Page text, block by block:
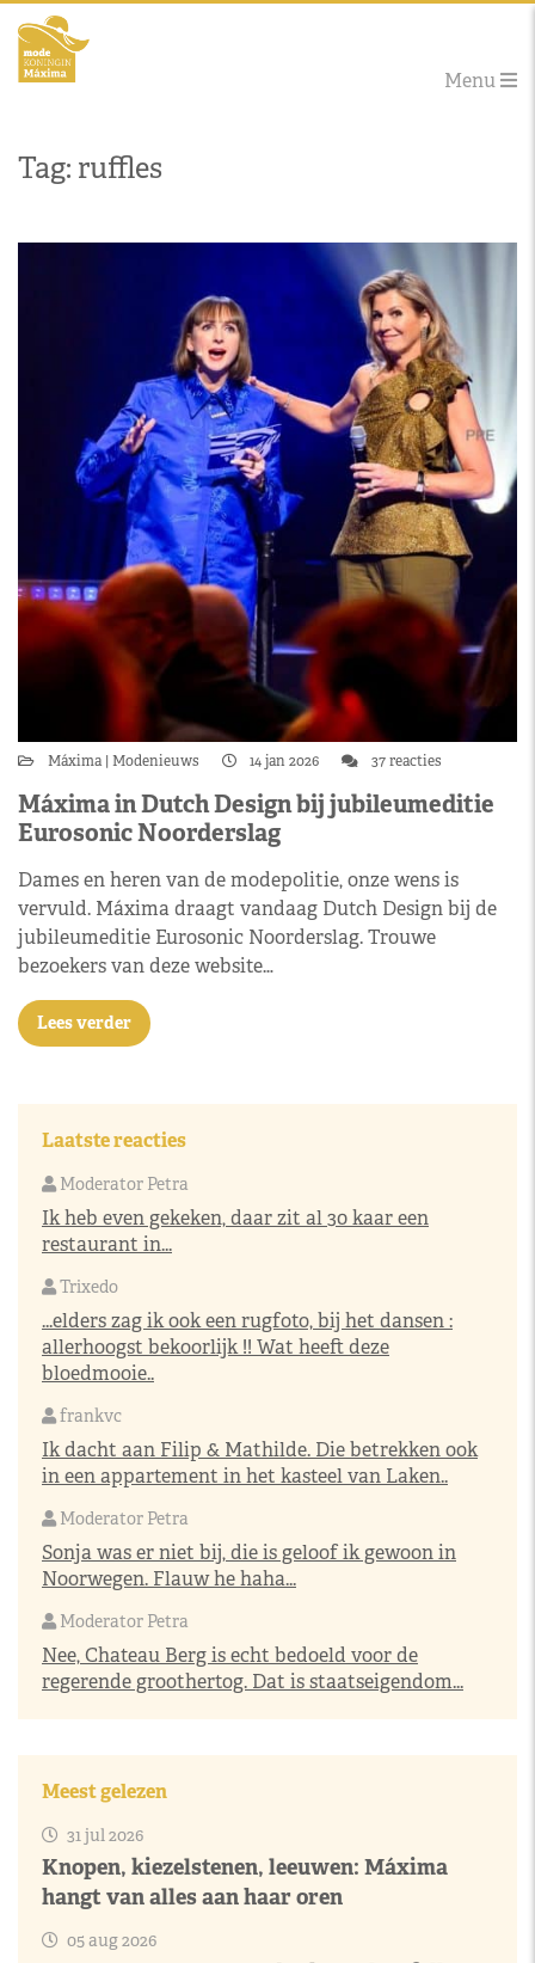
Menu
Tag: ruffles
Máxima Modenieuws 14 jan 2026 37 reacties
Máxima in Dutch Design bij jubileumeditie
Eurosonic Noorderslag
Dames en heren van de modepolitie, onze wens is
vervuld. Máxima draagt vandaag Dutch Design bij de
jubileumeditie Eurosonic Noorderslag. Trouwe
bezoekers van deze website…
Lees verder
Laatste reacties
Moderator Petra
Ik heb even gekeken, daar zit al 30 kaar een
restaurant in...
Trixedo
...elders zag ik ook een rugfoto, bij het dansen :
allerhoogst bekoorlijk !! Wat heeft deze
bloedmooie..
frankvc
Ik dacht aan Filip & Mathilde. Die betrekken ook
in een appartement in het kasteel van Laken..
Moderator Petra
Sonja was er niet bij, die is geloof ik gewoon in
Noorwegen. Flauw he haha...
Moderator Petra
Nee, Chateau Berg is echt bedoeld voor de
regerende groothertog. Dat is staatseigendom...
Meest gelezen
31 jul 2026
Knopen, kiezelstenen, leeuwen: Máxima
hangt van alles aan haar oren
05 aug 2026